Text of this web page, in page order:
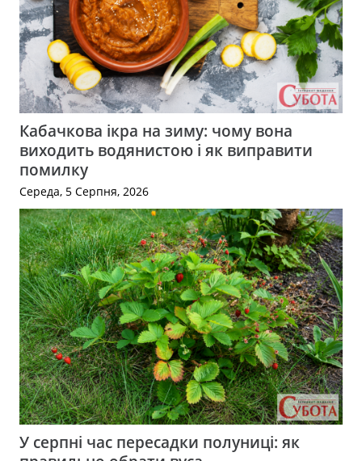
Кабачкова ікра на зиму: чому вона
виходить водянистою і як виправити
помилку
Середа, 5 Серпня, 2026
У серпні час пересадки полуниці: як